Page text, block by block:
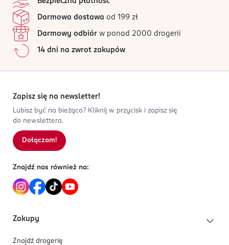
Symetryczny smoczek uspokajający, silikonowy, z
pierścieniem od 3 do 18 miesięcy. Nie zawiera bisfenolu
A (BPA). Produkt zgodny z normą EN1400.
ROSSMANN SDP SP. z o.o.
św. Teresy 109
91-222 Łódź
Kod EAN
Wszystkie opinie są zweryfikowane zakupem.
4
0%
2
1
0%
Sortowanie wg
Darmowa dostawa od 199 zł
Darmowy odbiór w ponad 2000 drogerii
14 dni na zwrot zakupów
Zapisz się na newsletter!
Lubisz być na bieżąco? Kliknij w przycisk i zapisz się
do newslettera.
Dołączam!
Znajdź nas również na:
Zakupy
Znajdź drogerię